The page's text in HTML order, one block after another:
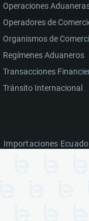
Operaciones
Operadores de
Organismos de
Regímenes Aduaneros
Transacciones
Tránsito Internacional
Importaciones